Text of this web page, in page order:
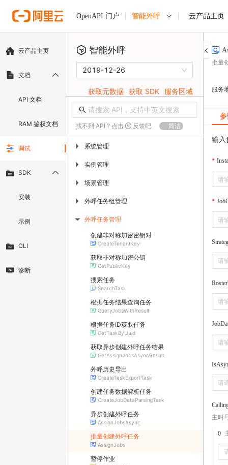
OpenAPI 门户 智能外呼 云产品主页
云产品主页
文档
API 文档
RAM 鉴权文档
调试
SDK
安装
示例
CLI
诊断
智能外呼
2019-12-26
获取元数据 获取 SDK 服务区域
找不到 API ? 点击 反馈吧 简洁
▶ 系统管理
▶ 实例管理
▶ 场景管理
▶ 外呼任务组管理
▶ 外呼任务管理
创建非对称加密密钥对
CreateTenantKey
获取非对称加密公钥
GetPublicKey
搜索任务
SearchTask
根据任务结果查询任务
QueryJobsWithResult
根据任务ID获取任务
GetTaskByUuid
获取异步创建外呼任务结果
GetAssignJobsAsyncResult
外呼历史导出
CreateTaskExportTask
创建任务数据解析任务
CreateJobDataParsingTask
异步创建外呼任务
AssignJobsAsync
批量创建外呼任务
AssignJobs
暂停作业
批量
服务
输入
请
主叫
0